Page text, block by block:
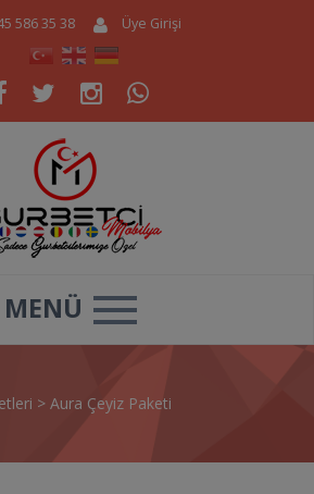
586 35 38 Üye Girişi
MENÜ
> Aura Çeyiz Paketi